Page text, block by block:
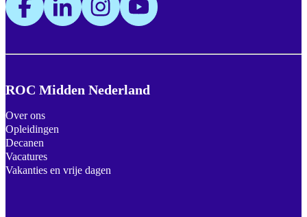
ROC Midden Nederland
Over ons
Opleidingen
Decanen
Vacatures
Vakanties en vrije dagen